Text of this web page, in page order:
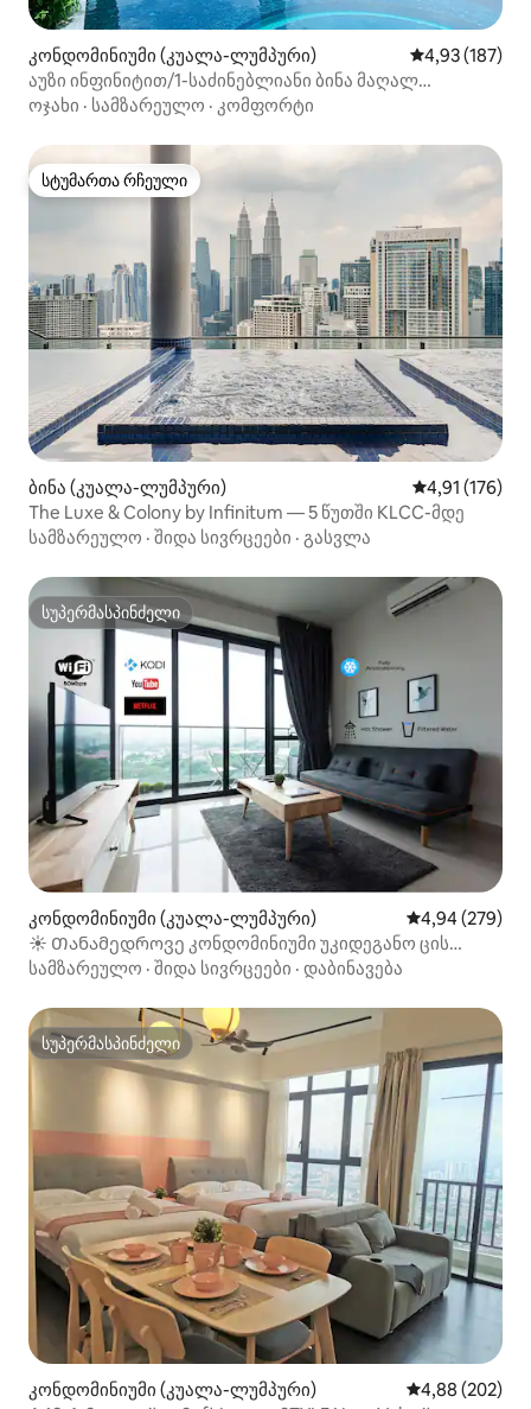
კონდომინიუმი (კუალა-ლუმპური) საშუალო
4,93 (187)
აუზი ინფინიტით/1-საძინებლიანი ბინა მაღალ
სართულზე, ხედი ქალაქის ცენტრზე 46
ოჯახი · სამზარეულო · კომფორტი
სტუმართა რჩეული
სტუმართა რჩეული
ბინა (კუალა-ლუმპური) საშუალო
4,91 (176)
The Luxe & Colony by Infinitum — 5 წუთში KLCC-მდე
სამზარეულო · შიდა სივრცეები · გასვლა
სუპერმასპინძელი
სუპერმასპინძელი
კონდომინიუმი (კუალა-ლუმპური) საშუალო
4,94 (279)
☀ Თანამედროვე კონდომინიუმი უკიდეგანო ცის
აუზითა და KLCC-ის ხედით
სამზარეულო · შიდა სივრცეები · დაბინავება
სუპერმასპინძელი
სუპერმასპინძელი
კონდომინიუმი (კუალა-ლუმპური) საშუალო
4,88 (202)